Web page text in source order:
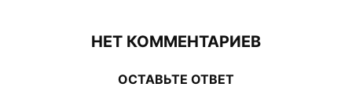
НЕТ КОММЕНТАРИЕВ
ОСТАВЬТЕ ОТВЕТ